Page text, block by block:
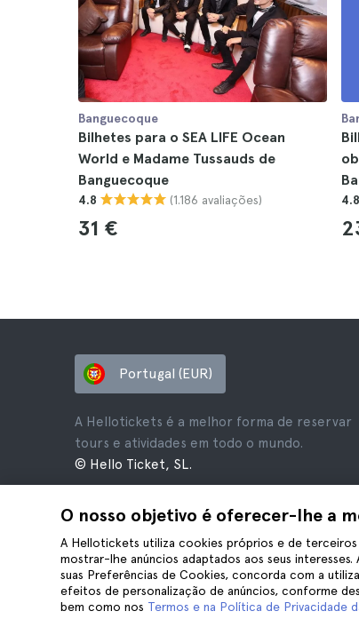
Banguecoque
Bilhetes para o SEA LIFE Ocean
World e Madame Tussauds de
Banguecoque
4.8 (1.186 avaliações)
31 €
4.8
O nosso objetivo é oferecer-lhe a
A Hellotickets utiliza cookies próprios e de terceiros
mostrar-lhe anúncios adaptados aos seus
suas Preferências de Cookies, concorda com a
efeitos de personalização de anúncios, conforme
bem como nos Termos e na Política de Privacidade
Portugal (EUR)
A Hellotickets é a melhor forma de reservar
tours e atividades em todo o mundo.
© Hello Ticket, SL.